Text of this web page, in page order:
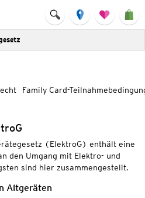
Family Card-
(ElektroG) enthält eine
den Umgang mit Elektro- und
sind hier zusammengestellt.
Altgeräten